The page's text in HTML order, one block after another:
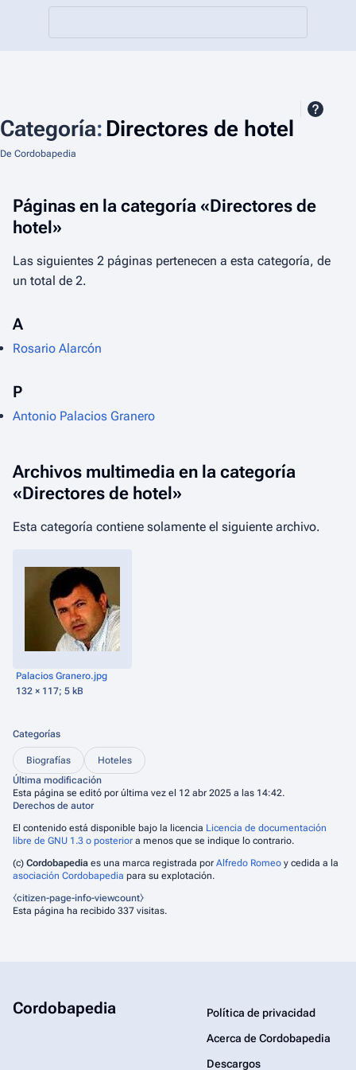
Categoría: Directores de hotel
De Cordobapedia
Páginas en la categoría «Directores de
hotel»
Las siguientes 2 páginas pertenecen a esta categoría, de
un total de 2.
A
Rosario Alarcón
P
Antonio Palacios Granero
Archivos multimedia en la categoría
«Directores de hotel»
Esta categoría contiene solamente el siguiente archivo.
Palacios Granero.jpg
132 × 117; 5 kB
Categorías
Biografías
Hoteles
Última modificación
Esta página se editó por última vez el 12 abr 2025 a las 14:42.
Derechos de autor
El contenido está disponible bajo la licencia Licencia de documentación
libre de GNU 1.3 o posterior a menos que se indique lo contrario.
(c) Cordobapedia es una marca registrada por Alfredo Romeo y cedida a la
asociación Cordobapedia para su explotación.
⧼citizen-page-info-viewcount⧽
Esta página ha recibido 337 visitas.
Cordobapedia
Política de privacidad
Acerca de Cordobapedia
Descargos